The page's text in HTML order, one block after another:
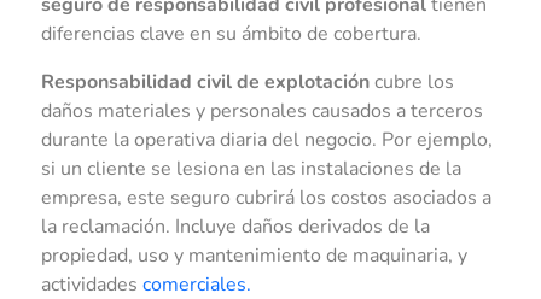
diferencias clave en su ámbito de cobertura.
Responsabilidad civil de explotacióncubre los
daños materiales y personales causados a terceros
durante la operativa diaria del negocio. Por ejemplo,
si un cliente se lesiona en las instalaciones de la
empresa, este seguro cubrirá los costos asociados a
la reclamación. Incluye daños derivados de la
propiedad, uso y mantenimiento de maquinaria, y
actividades comerciales.